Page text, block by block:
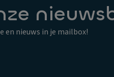
nieuws in je mailbox!